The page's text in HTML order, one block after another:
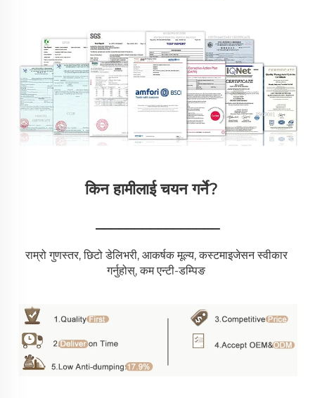
किन हामीलाई चयन गर्ने?
________________
राम्रो गुणस्तर, छिटो डेलिभरी, आकर्षक मूल्य, कस्टमाइजेसन स्वीकार
गर्नुहोस्, कम एन्टी-डम्पिङ